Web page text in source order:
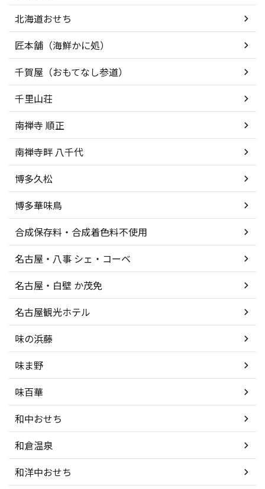
北海道おせち
匠本舗（海鮮かに処）
千賀屋（おもてなし参道）
千里山荘
南禅寺 順正
南禅寺畔 八千代
博多久松
博多華味鳥
合成保存料・合成着色料不使用
名古屋・八事 シェ・コーベ
名古屋・白壁 か茂免
名古屋観光ホテル
味の浜藤
味ま野
味百華
和中おせち
和倉温泉
和洋中おせち